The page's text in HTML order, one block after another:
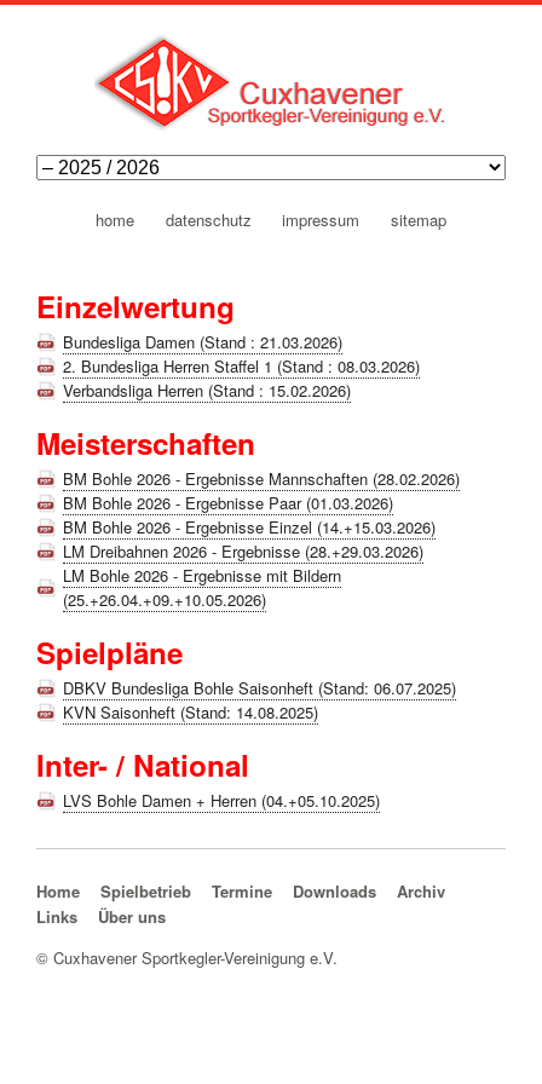
navigation
home datenschutz impressum sitemap
Einzelwertung
Bundesliga Damen (Stand : 21.03.2026)
2. Bundesliga Herren Staffel 1 (Stand : 08.03.2026)
Verbandsliga Herren (Stand : 15.02.2026)
Meisterschaften
BM Bohle 2026 - Ergebnisse Mannschaften (28.02.2026)
BM Bohle 2026 - Ergebnisse Paar (01.03.2026)
BM Bohle 2026 - Ergebnisse Einzel (14.+15.03.2026)
LM Dreibahnen 2026 - Ergebnisse (28.+29.03.2026)
LM Bohle 2026 - Ergebnisse mit Bildern
(25.+26.04.+09.+10.05.2026)
Spielpläne
DBKV Bundesliga Bohle Saisonheft (Stand: 06.07.2025)
KVN Saisonheft (Stand: 14.08.2025)
Inter- / National
LVS Bohle Damen + Herren (04.+05.10.2025)
Navigation überspringen
Home Spielbetrieb Termine Downloads
Archiv
Links
Über uns
© Cuxhavener Sportkegler-Vereinigung e.V.